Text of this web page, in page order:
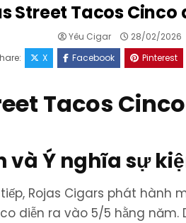
Street Tacos
Yêu Cigar 28/02/2026
X Facebook Pinterest
Tacos
và Ý nghĩa sự
Rojas Cigars phát hành
diễn ra vào 5/5 hằng